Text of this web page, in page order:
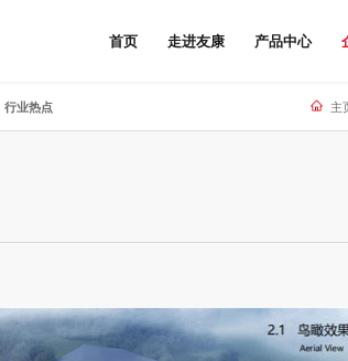
首页 走进友康 产品中心
主
行业热点